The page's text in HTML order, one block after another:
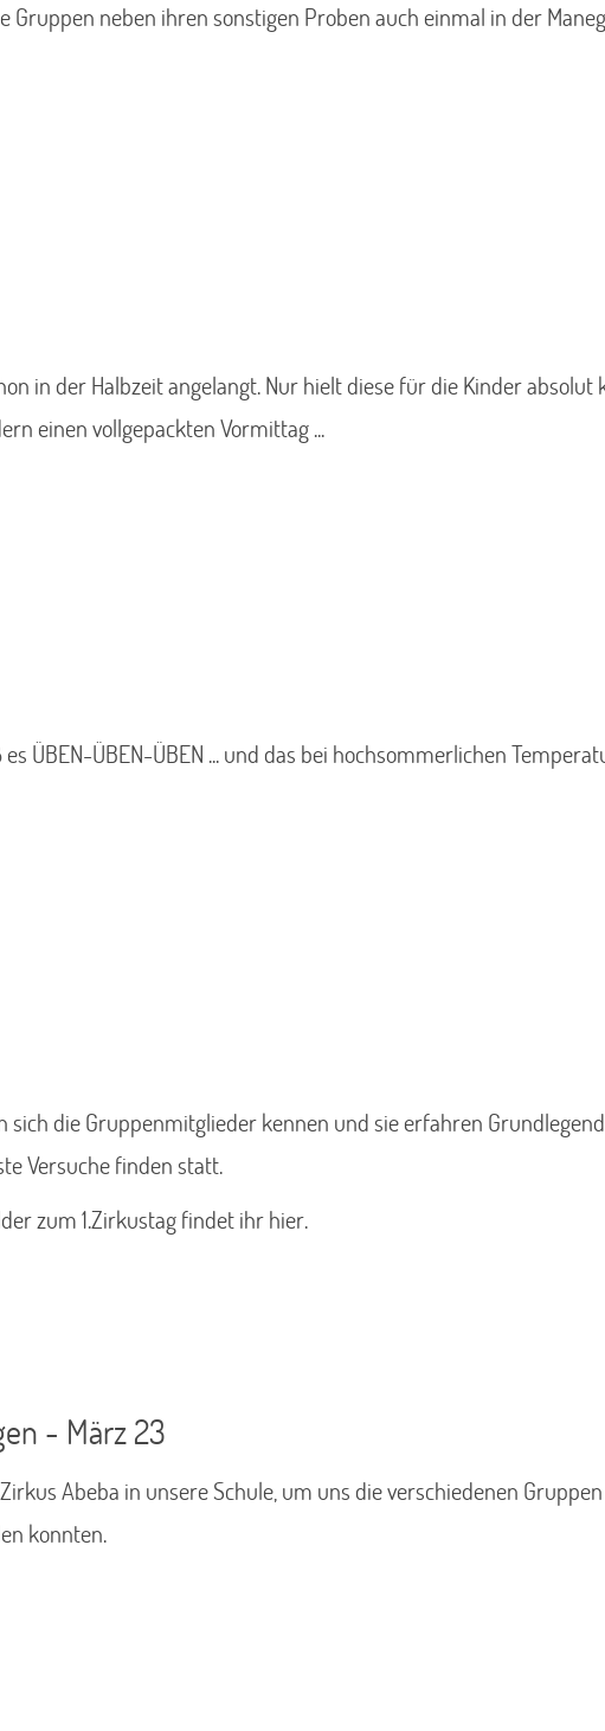
Gruppen neben ihren sonstigen Proben auch einmal in der
in der Halbzeit angelangt. Nur hielt diese für die Kinder absolut
einen vollgepackten Vormittag ...
ÜBEN-ÜBEN-ÜBEN ... und das bei hochsommerlichen
sich die Gruppenmitglieder kennen und sie erfahren
Versuche finden statt.
zum 1.Zirkustag findet ihr hier.
- März 23
Abeba in unsere Schule, um uns die verschiedenen
konnten.